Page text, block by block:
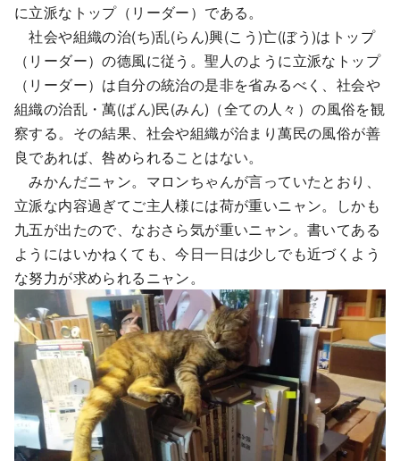
に立派なトップ（リーダー）である。
社会や組織の治(ち)乱(らん)興(こう)亡(ぼう)はトップ
（リーダー）の德風に従う。聖人のように立派なトップ
（リーダー）は自分の統治の是非を省みるべく、社会や
組織の治乱・萬(ばん)民(みん)（全ての人々）の風俗を観
察する。その結果、社会や組織が治まり萬民の風俗が善
良であれば、咎められることはない。
みかんだニャン。マロンちゃんが言っていたとおり、
立派な内容過ぎてご主人様には荷が重いニャン。しかも
九五が出たので、なおさら気が重いニャン。書いてある
ようにはいかねくても、今日一日は少しでも近づくよう
な努力が求められるニャン。